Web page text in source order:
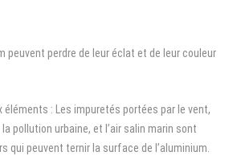
peuvent perdre de leur éclat et de leur couleur
éléments : Les impuretés portées par le vent,
pollution urbaine, et l’air salin marin sont
qui peuvent ternir la surface de l’aluminium.